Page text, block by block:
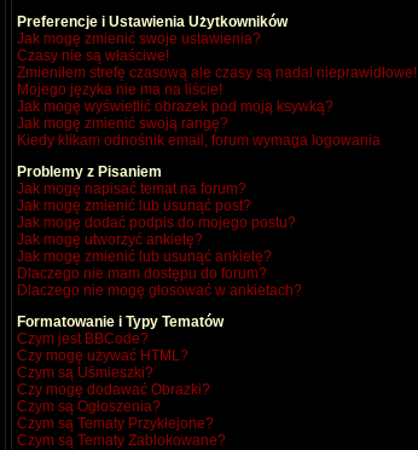
Preferencje i Ustawienia Użytkowników
Jak mogę zmienić swoje ustawienia?
Czasy nie są właściwe!
Zmieniłem strefę czasową ale czasy są nadal nieprawidłowe!
Mojego języka nie ma na liście!
Jak mogę wyświetlić obrazek pod moją ksywką?
Jak mogę zmienić swoją rangę?
Kiedy klikam odnośnik email, forum wymaga logowania
Problemy z Pisaniem
Jak mogę napisać temat na forum?
Jak mogę zmienić lub usunąć post?
Jak mogę dodać podpis do mojego postu?
Jak mogę utworzyć ankietę?
Jak mogę zmienić lub usunąć ankietę?
Dlaczego nie mam dostępu do forum?
Dlaczego nie mogę głosować w ankietach?
Formatowanie i Typy Tematów
Czym jest BBCode?
Czy mogę używać HTML?
Czym są Uśmieszki?
Czy mogę dodawać Obrazki?
Czym są Ogłoszenia?
Czym są Tematy Przyklejone?
Czym są Tematy Zablokowane?